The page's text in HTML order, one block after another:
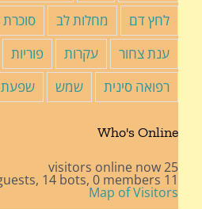
לחץ דם
מחלות לב סוכרת
ענת צחור
עקרות פוריות
רפואה סינית
שמש שפעת
Who's Online
25 visitors online now
11 guests,
14 bots, 0 members
Map of Visitors